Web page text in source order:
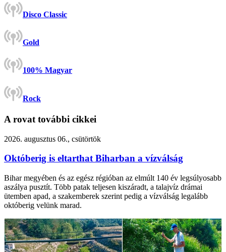
Disco Classic
Gold
100% Magyar
Rock
A rovat további cikkei
2026. augusztus 06., csütörtök
Októberig is eltarthat Biharban a vízválság
Bihar megyében és az egész régióban az elmúlt 140 év legsúlyosabb
aszálya pusztít. Több patak teljesen kiszáradt, a talajvíz drámai
ütemben apad, a szakemberek szerint pedig a vízválság legalább
októberig velünk marad.